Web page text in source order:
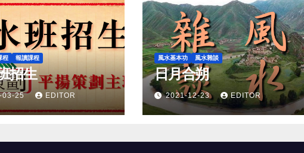
程 報讀課程
招生
03-25 EDITOR
風水基本功 風水雜談
日月合朔
2021-12-23 EDITOR